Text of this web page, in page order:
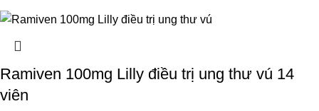
Ramiven 100mg Lilly điều trị ung thư vú 14
viên